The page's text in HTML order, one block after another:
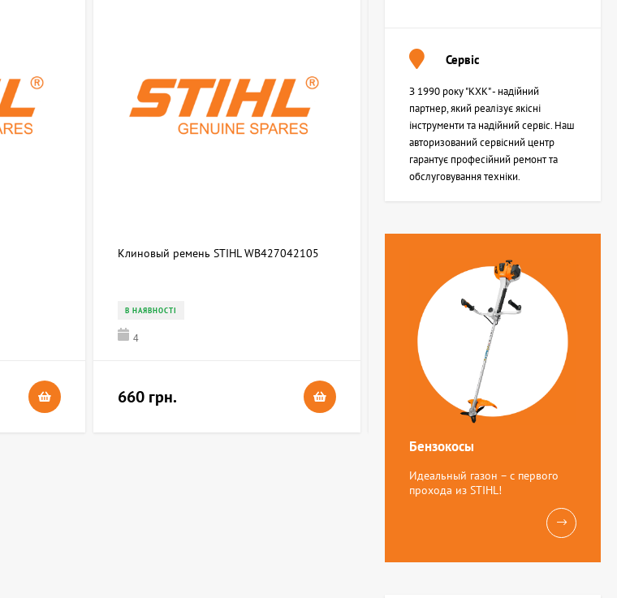
Клиновый ремень STIHL WB427042105
В НАЯВНОСТІ
4
660 грн.
В НАЯВНОСТІ
24 грн.
Сервіс
З 1990 року "КХК" - надійний
партнер, який реалізує якісні
інструменти та надійний сервіс. Наш
авторизований сервісний центр
гарантує професійний ремонт та
обслуговування техніки.
Бензокосы
Идеальный газон – с первого
прохода из STIHL!